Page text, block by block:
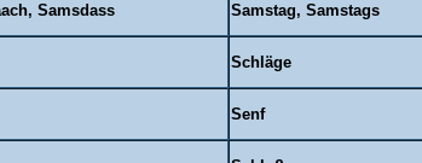
Samsdass Samstag, Samstags
Schläge
Senf